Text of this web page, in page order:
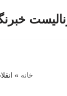
خانه »